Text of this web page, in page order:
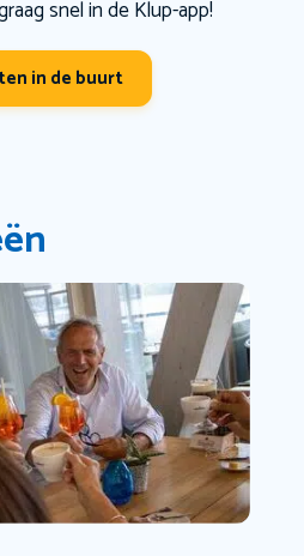
snel in de Klup-app!
in de buurt